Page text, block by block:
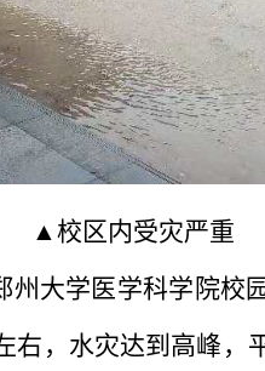
▲校区内受灾严重
大学医学科学院校
，水灾达到高峰，